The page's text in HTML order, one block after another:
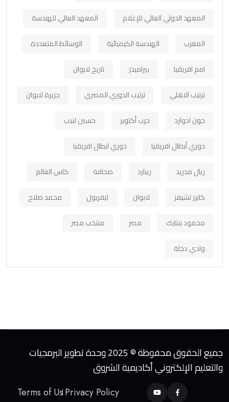
المعهد الدولي العالي للإعلام
المعهد العالي للهندسة
المغرب
الهندسة الكيميائية
الوسائط المتعددة
امم افريقيا
بيراميدز
تاريخ لابوان
ترتيب الاهلي
ترتيب الدوري المصري
جزيرة لابوان
جون ادوارد
حرب أكتوبر
حسين لبيب
دوري أبطال افريقيا
دوري ابطال افريقيا
ريال مدريد
رينارد صحافة
كاس العالم
كايزر تشيفز
لابوان ليفربول
محمد صلاح
محمود بنتايك
مصر
منتخب مصر
وادي دجلة
جميع الحقوق محفوظة © 2025 وحدة تطوير البرمجيات
والتعليم الإلكتروني أكاديمية الشروق
Terms of UsPrivacy Policy